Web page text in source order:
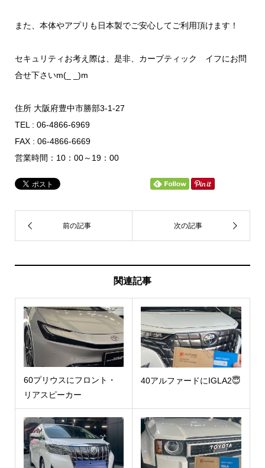
また、本体やアプリも日本製でご安心してご利用頂けます！
セキュリティお考え際は、是非、カーブティック イフにお問
合せ下さいm(_ _)m
住所 大阪府豊中市勝部3-1-27
TEL : 06-4866-6969
FAX : 06-4866-6669
営業時間：10：00～19：00
関連記事
60プリウスにフロント・
リアスピーカー
40アルファードにIGLA2😇